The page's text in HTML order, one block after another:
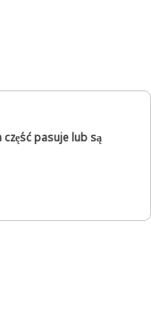
pasuje lub są